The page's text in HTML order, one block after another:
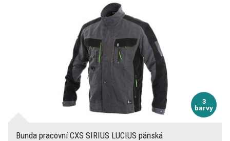
3
barvy
Bunda pracovní CXS SIRIUS LUCIUS pánská